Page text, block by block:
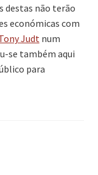
destas não terão
económicas com
Judtnum
se também aqui
para